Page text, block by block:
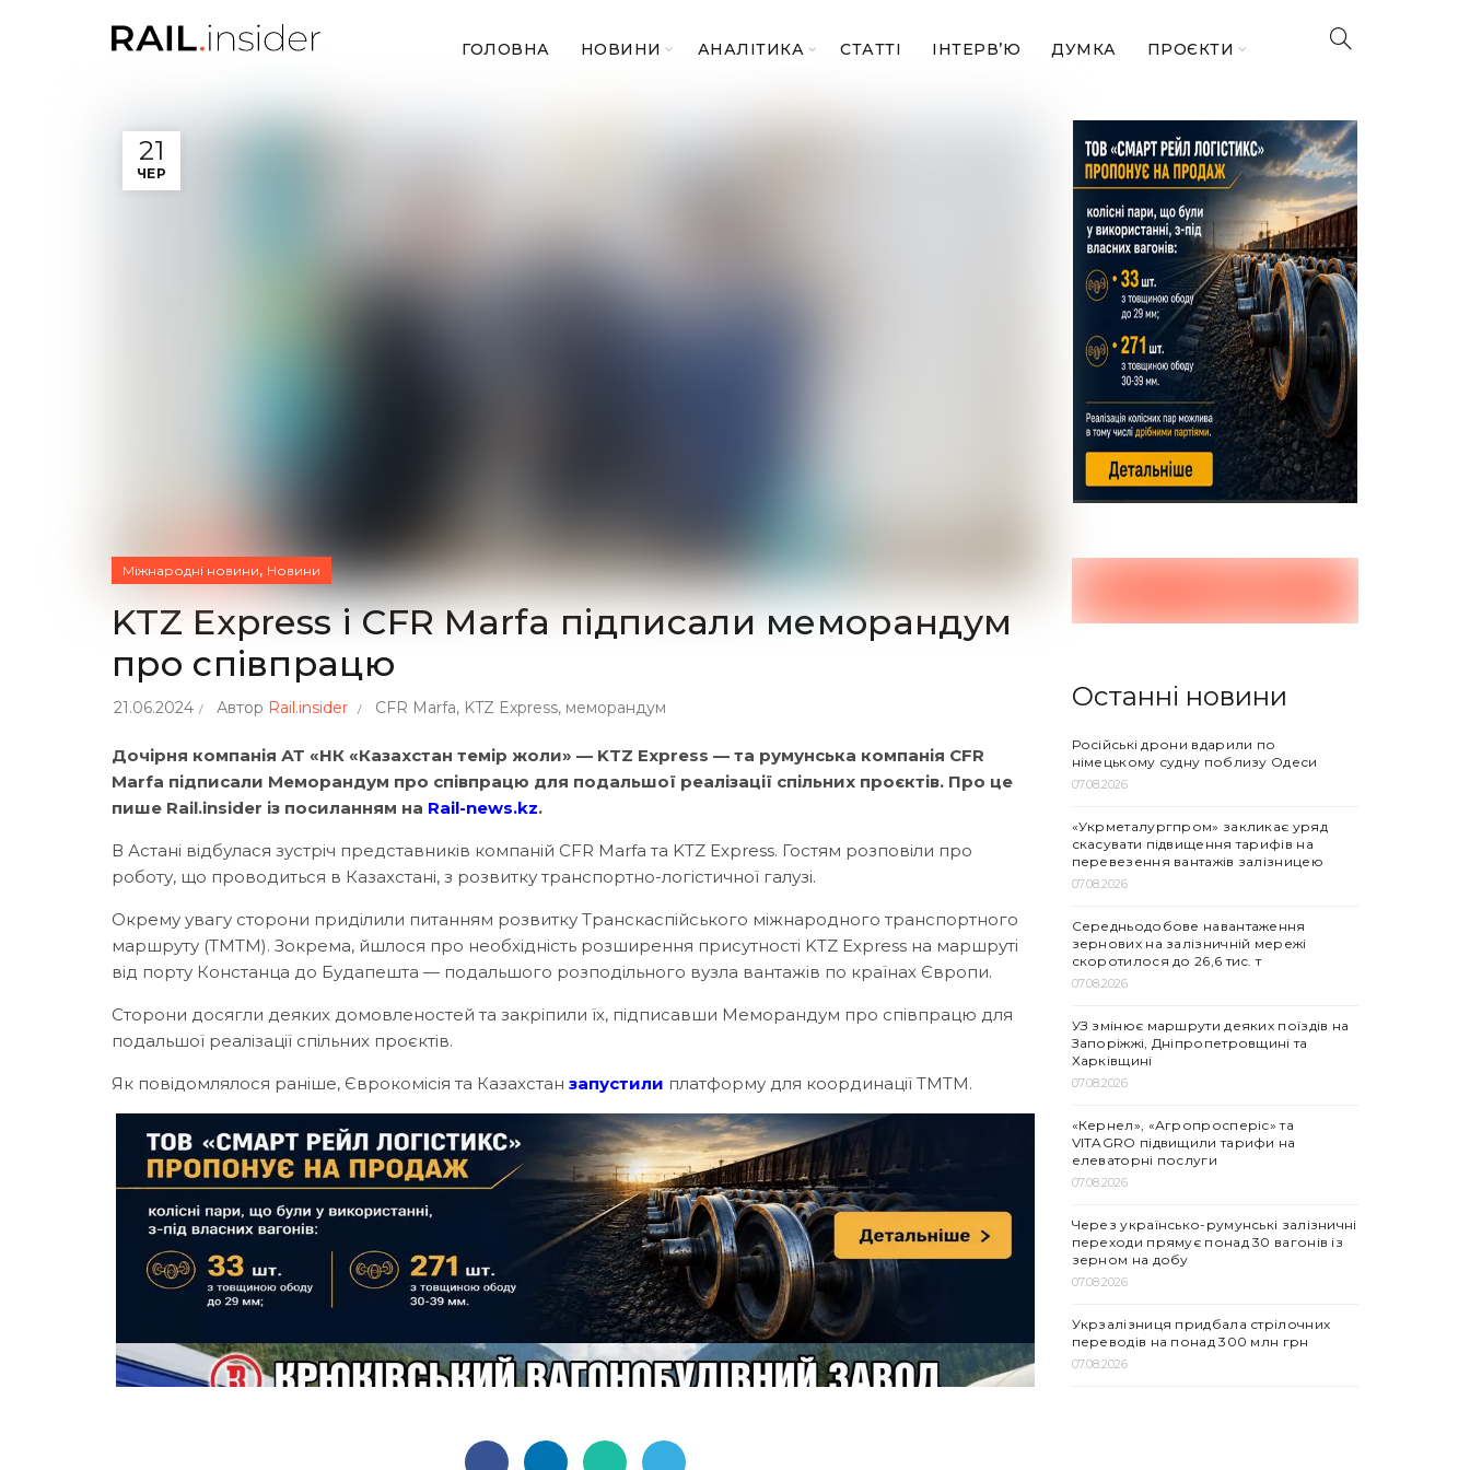
ГОЛОВНА НОВИНИ АНАЛІТИКА СТАТТІ ІНТЕРВ’Ю ДУМКА ПРОЄКТИ
21
ЧЕР
Міжнародні новини, Новини
KTZ Express і CFR Marfa підписали меморандум
про співпрацю
21.06.2024 Автор Rail.insider CFR Marfa, KTZ Express, меморандум
Дочірня компанія АТ «НК «Казахстан темір жоли» — KTZ Express — та румунська компанія CFR
Marfa підписали Меморандум про співпрацю для подальшої реалізації спільних проєктів. Про це
пише Rail.insider із посиланням на Rail-news.kz.
В Астані відбулася зустріч представників компаній CFR Marfa та KTZ Express. Гостям розповіли про
роботу, що проводиться в Казахстані, з розвитку транспортно-логістичної галузі.
Окрему увагу сторони приділили питанням розвитку Транскаспійського міжнародного транспортного
маршруту (ТМТМ). Зокрема, йшлося про необхідність розширення присутності KTZ Express на маршруті
від порту Констанца до Будапешта — подальшого розподільного вузла вантажів по країнах Європи.
Сторони досягли деяких домовленостей та закріпили їх, підписавши Меморандум про співпрацю для
подальшої реалізації спільних проєктів.
Як повідомлялося раніше, Єврокомісія та Казахстан запустили платформу для координації ТМТМ.
Останні новини
Російські дрони вдарили по
німецькому судну поблизу Одеси
07.08.2026
«Укрметалургпром» закликає уряд
скасувати підвищення тарифів на
перевезення вантажів залізницею
07.08.2026
Середньодобове навантаження
зернових на залізничній мережі
скоротилося до 26,6 тис. т
07.08.2026
УЗ змінює маршрути деяких поїздів на
Запоріжжі, Дніпропетровщині та
Харківщині
07.08.2026
«Кернел», «Агропросперіс» та
VITAGRO підвищили тарифи на
елеваторні послуги
07.08.2026
Через українсько-румунські залізничні
переходи прямує понад 30 вагонів із
зерном на добу
07.08.2026
Укрзалізниця придбала стрілочних
переводів на понад 300 млн грн
07.08.2026